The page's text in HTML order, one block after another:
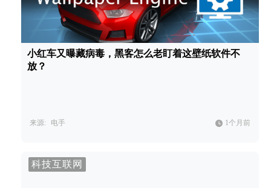
小红车又曝藏病毒，黑客怎么老盯着这壁纸软件不
放？
来源: 电手 1个月前
科技互联网